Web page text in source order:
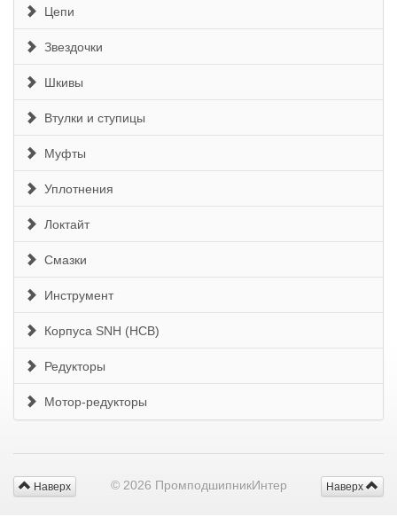
Цепи
Звездочки
Шкивы
Втулки и ступицы
Муфты
Уплотнения
Локтайт
Смазки
Инструмент
Корпуса SNH (HCB)
Редукторы
Мотор-редукторы
Наверх
Наверх © 2026 ПромподшипникИнтер